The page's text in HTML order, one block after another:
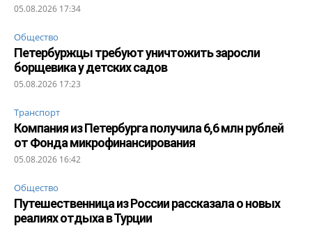
05.08.2026 17:34
Общество
Петербуржцы требуют уничтожить заросли
борщевика у детских садов
05.08.2026 17:23
Транспорт
Компания из Петербурга получила 6,6 млн рублей
от Фонда микрофинансирования
05.08.2026 16:42
Общество
Путешественница из России рассказала о новых
реалиях отдыха в Турции